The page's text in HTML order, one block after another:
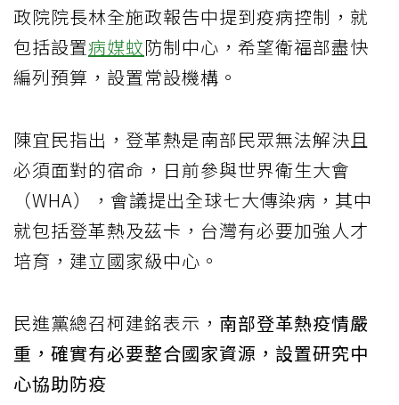
政院院長林全施政報告中提到疫病控制，就
包括設置病媒蚊防制中心，希望衛福部盡快
編列預算，設置常設機構。
陳宜民指出，登革熱是南部民眾無法解決且
必須面對的宿命，日前參與世界衛生大會
（WHA），會議提出全球七大傳染病，其中
就包括登革熱及茲卡，台灣有必要加強人才
培育，建立國家級中心。
民進黨總召柯建銘表示， 南部登革熱疫情嚴
重，確實有必要整合國家資源，設置研究中
心協助防疫